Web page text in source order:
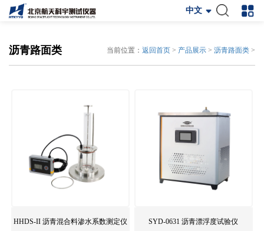
中文
沥青路面类 当前位置： 返回首页 > 产品展示 > 沥青路面类 >
HHDS-II 沥青混合料渗水系数测定仪 SYD-0631 沥青漂浮度试验仪